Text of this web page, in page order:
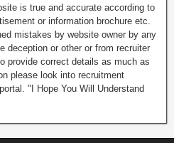
is true and accurate according to
or information brochure etc.
mistakes by website owner by any
deception or other or from recruiter
provide correct details as much as
please look into recruitment
"I Hope You Will Understand